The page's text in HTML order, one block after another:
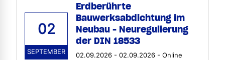
02
SEPTEMBER
Erdberührte
Bauwerksabdichtung im
Neubau - Neuregulierung
der DIN 18533
02.09.2026 - 02.09.2026 - Online